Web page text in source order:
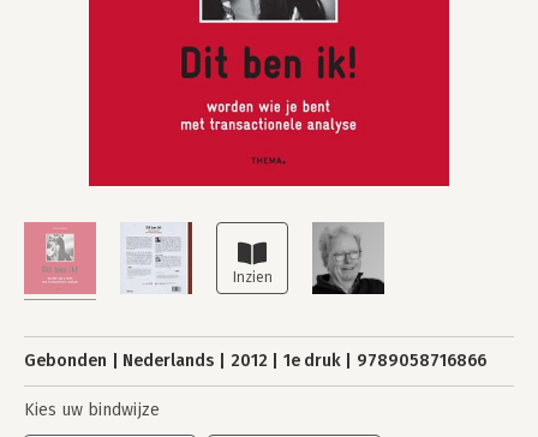
Gebonden Nederlands 2012 1e druk 9789058716866
Kies uw bindwijze